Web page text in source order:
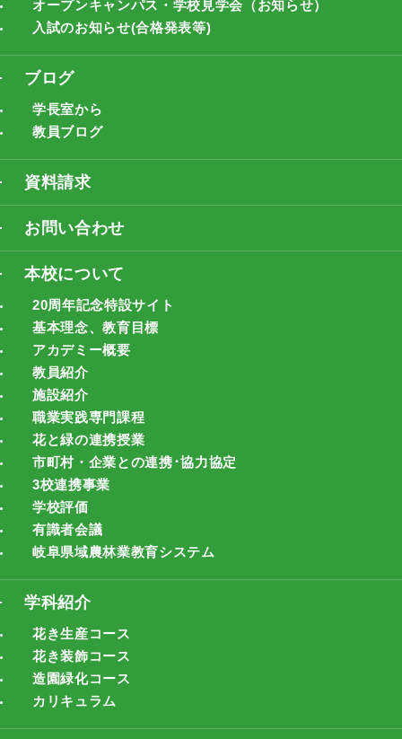
オープンキャンパス・学校見学会（お知らせ）
入試のお知らせ(合格発表等)
ブログ
学長室から
教員ブログ
資料請求
お問い合わせ
本校について
20周年記念特設サイト
基本理念、教育目標
アカデミー概要
教員紹介
施設紹介
職業実践専門課程
花と緑の連携授業
市町村・企業との連携･協力協定
3校連携事業
学校評価
有識者会議
岐阜県域農林業教育システム
学科紹介
花き生産コース
花き装飾コース
造園緑化コース
カリキュラム